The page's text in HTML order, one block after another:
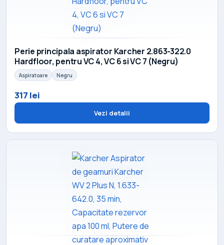
Perie principala aspirator Karcher 2.863-322.0
Hardfloor, pentru VC 4, VC 6 si VC 7 (Negru)
Aspiratoare Negru
317 lei
Vezi detalii